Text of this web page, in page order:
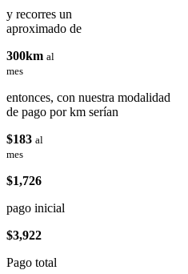
y recorres un
aproximado de
300km al
mes
entonces, con nuestra modalidad
de pago por km serían
$183 al
mes
$1,726
pago inicial
$3,922
Pago total